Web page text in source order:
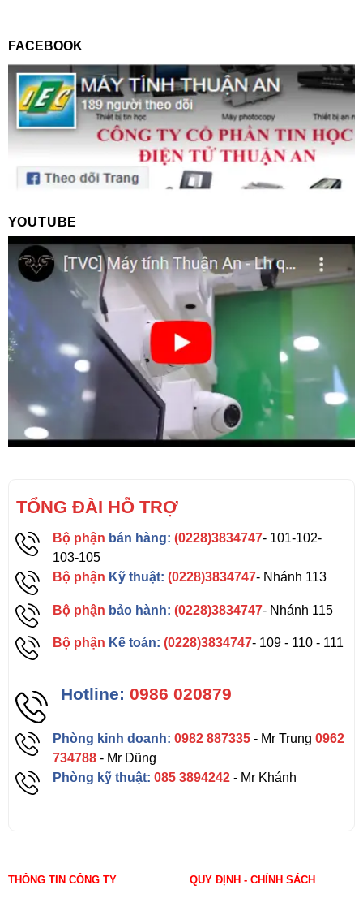
FACEBOOK
YOUTUBE
TỔNG ĐÀI HỖ TRỢ
Bộ phận bán hàng: (0228)3834747- 101-102-
103-105
Bộ phận Kỹ thuật: (0228)3834747- Nhánh 113
Bộ phận bảo hành: (0228)3834747- Nhánh 115
Bộ phận Kế toán: (0228)3834747- 109 - 110 - 111
Hotline: 0986 020879
Phòng kinh doanh: 0982 887335 - Mr Trung0962
734788 - Mr Dũng
Phòng kỹ thuật:085 3894242 - Mr Khánh
THÔNG TIN CÔNG TY QUY ĐỊNH - CHÍNH SÁCH